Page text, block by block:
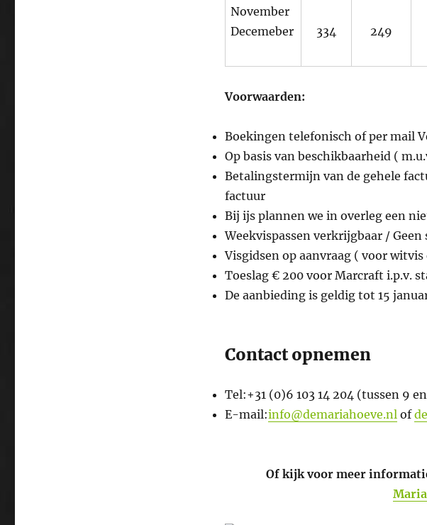
November
Decemeber
334 249
Voorwaarden:
Boekingen telefonisch of per mail
Op basis van beschikbaarheid (
Betalingstermijn van de gehele
factuur
Bij ijs plannen we in overleg een
Weekvispassen verkrijgbaar /
Visgidsen op aanvraag ( voor
Toeslag € 200 voor Marcraft i.p.v.
De aanbieding is geldig tot 15
Contact opnemen
Tel:+31 (0)6 103 14 204 (tussen 9
E-mail:info@demariahoeve.nl of
Of kijk voor meer